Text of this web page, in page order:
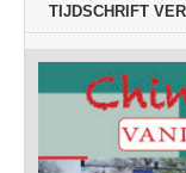
TIJDSCHRIFT